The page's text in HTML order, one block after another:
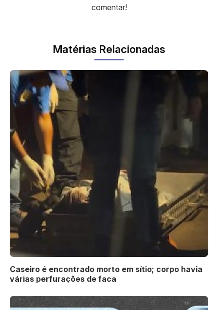
comentar!
Matérias Relacionadas
Caseiro é encontrado morto em sítio; corpo havia
várias perfurações de faca